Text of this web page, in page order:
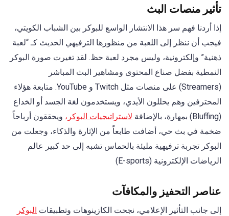
تأثير منصات البث
إذا أردنا فهم سر هذا الانتشار الواسع للبوكر بين الشباب الكويتي،
فيجب أن ننظر إلى اللعبة من منظورها الترفيهي الحديث كـ “لعبة
ذهنية” وإلكترونية، وليس مجرد لعبة حظ. لقد تغيرت صورة البوكر
النمطية بفضل صناع المحتوى ومشاهير البث المباشر
(Streamers) على منصات مثل Twitch و YouTube. متابعة هؤلاء
المحترفين وهم يحللون الأيدي، ويستخدمون لغة الجسد أو الخداع
(Bluffing) بمهارة، بالإضافة
لاستراتيجيات البوكر، ويحققون أرباحاً
ضخمة في بث حي، أضافت طابعاً من الإثارة والذكاء، وجعلت من
البوكر تجربة ترفيهية مليئة بالحماس تشبه إلى حد كبير عالم
الرياضات الإلكترونية (E-sports)
عناصر التحفيز والمكافآت
إلى جانب التأثير الإعلامي، نجحت الكازينوهات وتطبيقات البوكر